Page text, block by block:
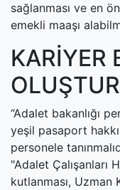
sağlanması ve en
emekli maaşı
KARİYER
“Adalet bakanlığı
yeşil pasaport
personele
"Adalet Çalışanları
kutlanması,